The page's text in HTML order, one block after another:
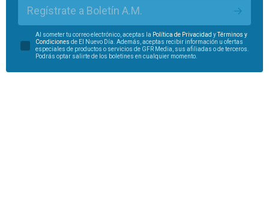
Regístrate a Boletín A.M.
Al someter tu correo electrónico, aceptas la Política de Privacidad y
Términos y
Condiciones de El Nuevo Día. Además, aceptas recibir información u ofertas
especiales de productos o servicios de GFR Media, sus afiliadas o de terceros.
Podrás optar salirte de los boletines en cualquier momento.